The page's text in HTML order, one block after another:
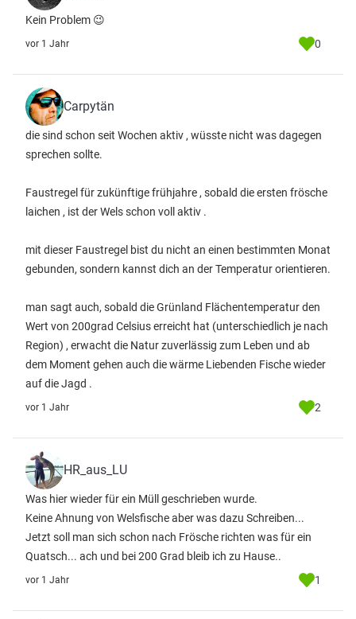
Kein Problem 😉
vor 1 Jahr 0
Carpytän
die sind schon seit Wochen aktiv , wüsste nicht was dagegen
sprechen sollte.
Faustregel für zukünftige frühjahre , sobald die ersten frösche
laichen , ist der Wels schon voll aktiv .
mit dieser Faustregel bist du nicht an einen bestimmten Monat
gebunden, sondern kannst dich an der Temperatur orientieren.
man sagt auch, sobald die Grünland Flächentemperatur den
Wert von 200grad Celsius erreicht hat (unterschiedlich je nach
Region) , erwacht die Natur zuverlässig zum Leben und ab
dem Moment gehen auch die wärme Liebenden Fische wieder
auf die Jagd .
vor 1 Jahr 2
HR_aus_LU
Was hier wieder für ein Müll geschrieben wurde.
Keine Ahnung von Welsfische aber was dazu Schreiben...
Jetzt soll man sich schon nach Frösche richten was für ein
Quatsch... ach und bei 200 Grad bleib ich zu Hause..
vor 1 Jahr 1